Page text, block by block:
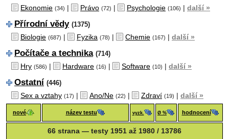
Ekonomie (34) | Právo (72) | Psychologie (106) | další »
Přírodní vědy (1375)
Biologie (687) | Fyzika (78) | Chemie (167) | další »
Počítače a technika (714)
Hry (586) | Hardware (16) | Software (10) | další »
Ostatní (446)
Sex a vztahy (17) | Ano/Ne (22) | Zdraví (19) | další »
nové název testu vyzk. Ø % hodnocení
66 strana — testy 1951 až 1980 / 13786